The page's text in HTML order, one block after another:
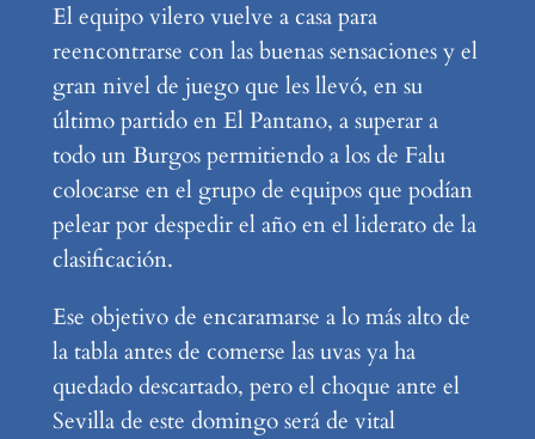
El equipo vilero vuelve a casa para
reencontrarse con las buenas sensaciones y el
gran nivel de juego que les llevó, en su
último partido en El Pantano, a superar a
todo un Burgos permitiendo a los de Falu
colocarse en el grupo de equipos que podían
pelear por despedir el año en el liderato de la
clasificación.
Ese objetivo de encaramarse a lo más alto de
la tabla antes de comerse las uvas ya ha
quedado descartado, pero el choque ante el
Sevilla de este domingo será de vital